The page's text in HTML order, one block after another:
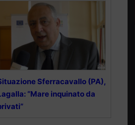
Sferracavallo (PA),
“Mare inquinato da